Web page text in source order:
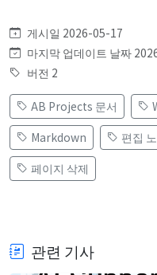
게시일 2026-05-17
마지막 업데이트 날짜
버전 2
AB Projects 문서
Markdown
편집
페이지 삭제
관련 기사